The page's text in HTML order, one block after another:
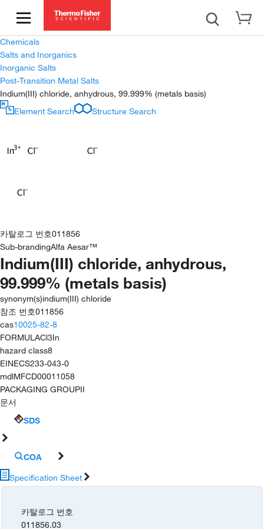
Chemicals
Salts and Inorganics
Inorganic Salts
Post-Transition Metal Salts
Indium(III) chloride, anhydrous, 99.999% (metals basis)
Element Search
Structure Search
카탈로그 번호011856
Sub-brandingAlfa Aesar™
Indium(III) chloride, anhydrous,
99.999% (metals basis)
synonym(s)indium(III) chloride
참조 번호011856
cas10025-82-8
FORMULACl3In
hazard class8
EINECS233-043-0
mdlMFCD00011058
PACKAGING GROUPII
문서
SDS
COA
Specification Sheet
카탈로그 번호
011856.03